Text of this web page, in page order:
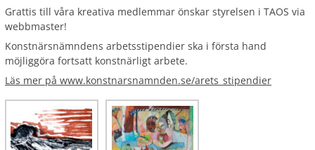
Grattis till våra kreativa medlemmar önskar styrelsen i TAOS via
webbmaster!
Konstnärsnämndens arbetsstipendier ska i första hand
möjliggöra fortsatt konstnärligt arbete.
Läs mer på www.konstnarsnamnden.se/arets_stipendier